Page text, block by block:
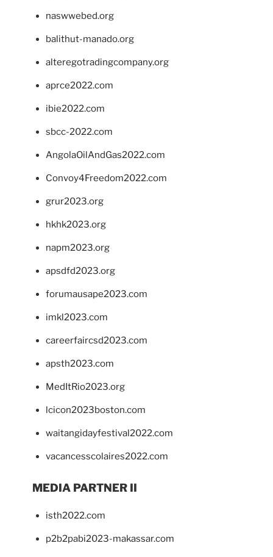
naswwebed.org
balithut-manado.org
alteregotradingcompany.org
aprce2022.com
ibie2022.com
sbcc-2022.com
AngolaOilAndGas2022.com
Convoy4Freedom2022.com
grur2023.org
hkhk2023.org
napm2023.org
apsdfd2023.org
forumausape2023.com
imkl2023.com
careerfaircsd2023.com
apsth2023.com
MedItRio2023.org
lcicon2023boston.com
waitangidayfestival2022.com
vacancesscolaires2022.com
MEDIA PARTNER II
isth2022.com
p2b2pabi2023-makassar.com